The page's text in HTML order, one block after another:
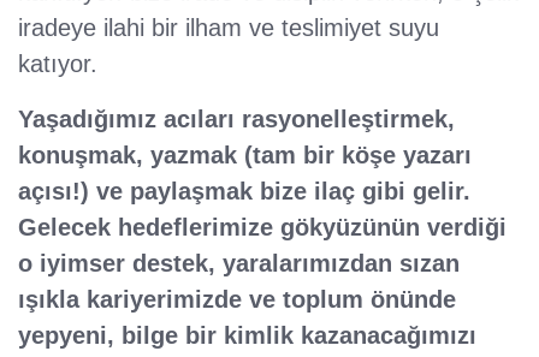
iradeye ilahi bir ilham ve teslimiyet suyu
katıyor.
Yaşadığımız acıları rasyonelleştirmek,
konuşmak, yazmak (tam bir köşe yazarı
açısı!) ve paylaşmak bize ilaç gibi gelir.
Gelecek hedeflerimize gökyüzünün verdiği
o iyimser destek, yaralarımızdan sızan
ışıkla kariyerimizde ve toplum önünde
yepyeni, bilge bir kimlik kazanacağımızı